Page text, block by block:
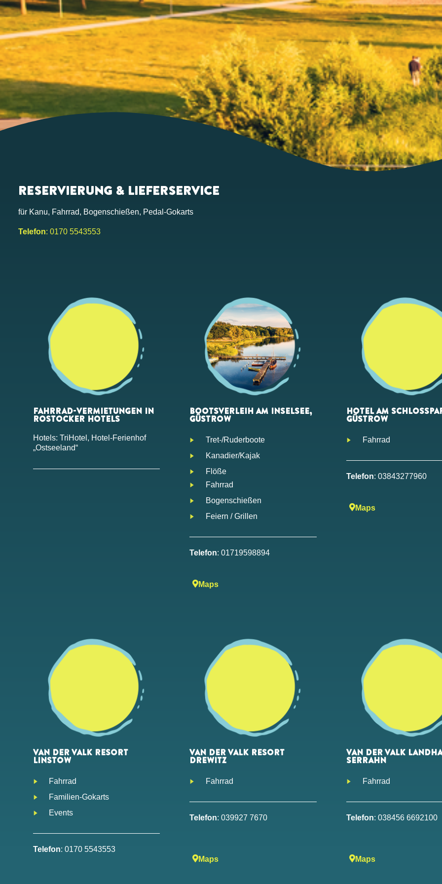
RESERVIERUNG & LIEFERSERVICE
für Kanu, Fahrrad, Bogenschießen, Pedal-Gokarts
Telefon: 0170 5543553
FAHRRAD-VERMIETUNGEN IN
ROSTOCKER HOTELS
Hotels: TriHotel, Hotel-Ferienhof
„Ostseeland“
BOOTSVERLEIH AM INSELSEE,
GÜSTROW
Tret-/Ruderboote
Kanadier/Kajak
Flöße
Fahrrad
Bogenschießen
Feiern / Grillen
Telefon: 01719598894
Maps
HOTEL AM
GÜSTROW
Fahrrad
Telefon: 03843277960
Maps
VAN DER VALK RESORT
LINSTOW
Fahrrad
Familien-Gokarts
Events
Telefon: 0170 5543553
VAN DER VALK RESORT
DREWITZ
Fahrrad
Telefon: 039927 7670
Maps
VAN DER VALK
SERRAHN
Fahrrad
Telefon: 038456 6692100
Maps